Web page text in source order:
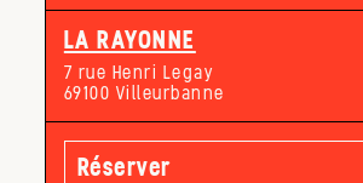
LA RAYONNE
7 rue Henri Legay
69100 Villeurbanne
Réserver